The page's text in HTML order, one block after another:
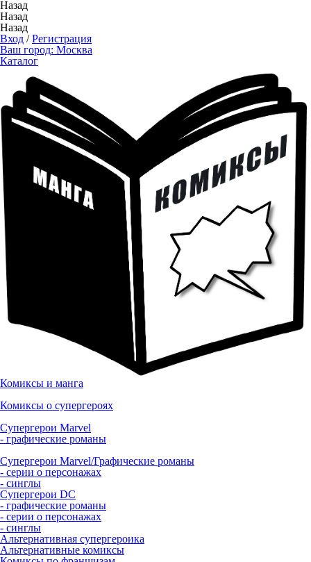
Назад
Назад
Назад
Вход /Регистрация
Ваш город: Москва
Каталог
Комиксы и манга
Комиксы о супергероях
Супергерои Marvel
- графические романы
Супергерои Marvel/Графические романы
- серии о персонажах
- синглы
Супергерои DC
- графические романы
- серии о персонажах
- синглы
Альтернативная супергероика
Альтернативные комиксы